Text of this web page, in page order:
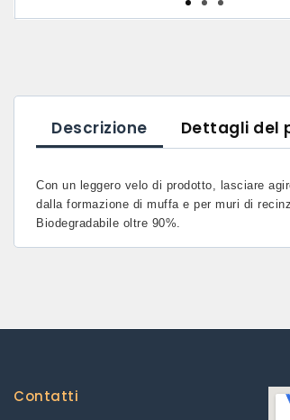
Descrizione Dettagli del
Con un leggero velo di prodotto, lasciare
dalla formazione di muffa e per muri di
Biodegradabile oltre 90%.
Contatti